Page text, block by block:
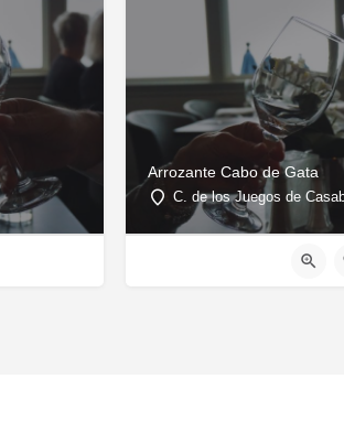
Arrozante Cabo de Gata
C. de los Juegos de